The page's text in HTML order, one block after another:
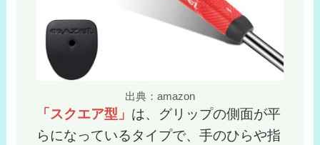
出典：amazon
「スクエア型」 は、グリップの側面が平
らになっているタイプで、手のひらや指